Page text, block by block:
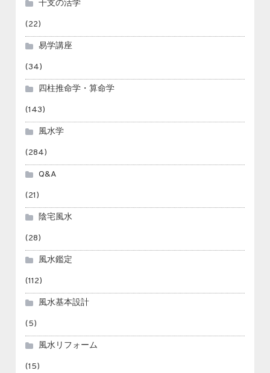
干支の活学
(22)
易学講座
(34)
四柱推命学・算命学
(143)
風水学
(284)
Q&A
(21)
陰宅風水
(28)
風水鑑定
(112)
風水基本設計
(5)
風水リフォーム
(15)